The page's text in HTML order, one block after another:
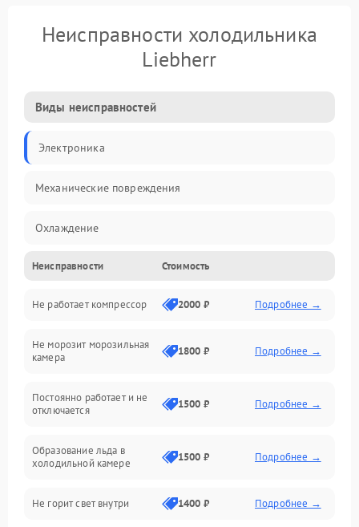
Неисправности холодильника
Liebherr
Виды неисправностей
Электроника
Механические повреждения
Охлаждение
Механика
Электропитание
Дренаж
Неисправности Стоимость
Не работает компрессор 2000 ₽ Подробнее →
Не морозит морозильная
камера
1800 ₽ Подробнее →
Постоянно работает и не
отключается
1500 ₽ Подробнее →
Образование льда в
холодильной камере
1500 ₽ Подробнее →
Не горит свет внутри 1400 ₽ Подробнее →